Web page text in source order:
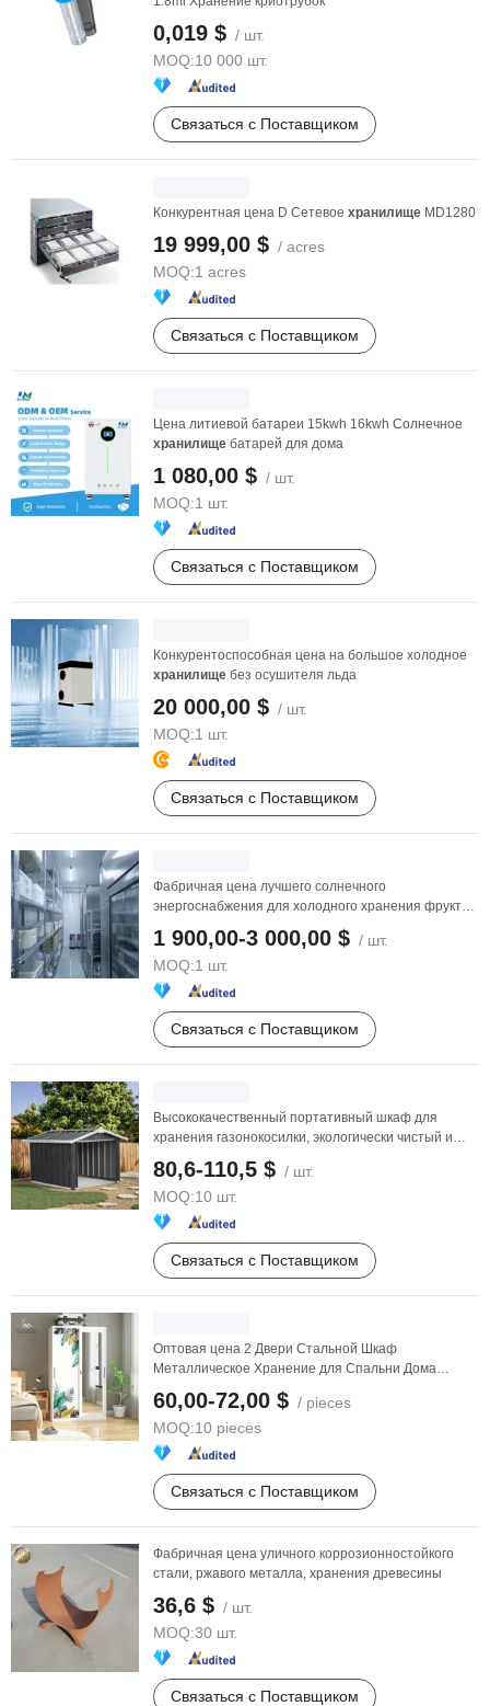
0,019 $ / шт.
MOQ:10 000 шт.
Связаться с Поставщиком
Конкурентная цена D Сетевое хранилище MD1280
19 999,00 $ / acres
MOQ:1 acres
Связаться с Поставщиком
Цена литиевой батареи 15kwh 16kwh Солнечное
хранилище батарей для дома
1 080,00 $ / шт.
MOQ:1 шт.
Связаться с Поставщиком
Конкурентоспособная цена на большое холодное
хранилище без осушителя льда
20 000,00 $ / шт.
MOQ:1 шт.
Связаться с Поставщиком
Фабричная цена лучшего солнечного
энергоснабжения для холодного хранения фруктов,
1 900,00-3 000,00 $ / шт.
MOQ:1 шт.
Связаться с Поставщиком
Высококачественный портативный шкаф для
хранения газонокосилки, экологически чистый и
80,6-110,5 $ / шт.
MOQ:10 шт.
Связаться с Поставщиком
Оптовая цена 2 Двери Стальной Шкаф
Металлическое Хранение для Спальни Дома
Общежития Металлический ...
60,00-72,00 $ / pieces
MOQ:10 pieces
Связаться с Поставщиком
Фабричная цена уличного коррозионностойкого
стали, ржавого металла, хранения древесины
36,6 $ / шт.
MOQ:30 шт.
Связаться с Поставщиком